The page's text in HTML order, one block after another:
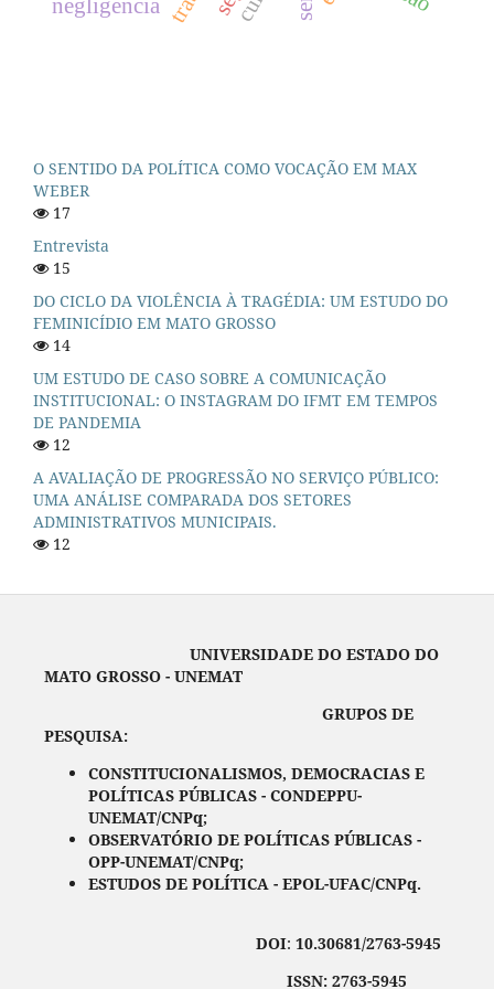
negligencia
O SENTIDO DA POLÍTICA COMO VOCAÇÃO EM MAX
WEBER
17
Entrevista
15
DO CICLO DA VIOLÊNCIA À TRAGÉDIA: UM ESTUDO DO
FEMINICÍDIO EM MATO GROSSO
14
UM ESTUDO DE CASO SOBRE A COMUNICAÇÃO
INSTITUCIONAL: O INSTAGRAM DO IFMT EM TEMPOS
DE PANDEMIA
12
A AVALIAÇÃO DE PROGRESSÃO NO SERVIÇO PÚBLICO:
UMA ANÁLISE COMPARADA DOS SETORES
ADMINISTRATIVOS MUNICIPAIS.
12
UNIVERSIDADE DO ESTADO DO
MATO GROSSO - UNEMAT
GRUPOS DE
PESQUISA:
CONSTITUCIONALISMOS, DEMOCRACIAS E
POLÍTICAS PÚBLICAS - CONDEPPU-
UNEMAT/CNPq;
OBSERVATÓRIO DE POLÍTICAS PÚBLICAS -
OPP-UNEMAT/CNPq;
ESTUDOS DE POLÍTICA - EPOL-UFAC/CNPq.
DOI: 10.30681/2763-5945
ISSN: 2763-5945